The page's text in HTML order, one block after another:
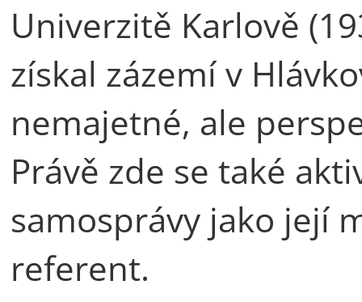
Univerzitě Karlově
získal zázemí v
nemajetné, ale
Právě zde se také
samosprávy jako její
referent.